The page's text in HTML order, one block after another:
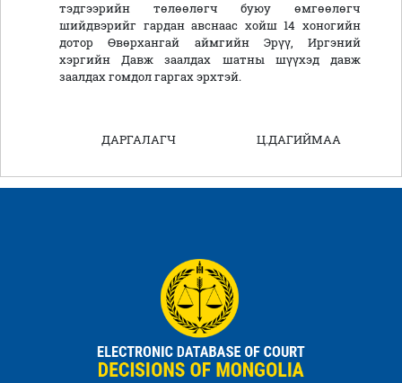
тэдгээрийн төлөөлөгч буюу өмгөөлөгч
шийдвэрийг гардан авснаас хойш 14 хоногийн
дотор Өвөрхангай аймгийн Эрүү, Иргэний
хэргийн Давж заалдах шатны шүүхэд давж
заалдах гомдол гаргах эрхтэй.
ДАРГАЛАГЧ Ц.ДАГИЙМАА